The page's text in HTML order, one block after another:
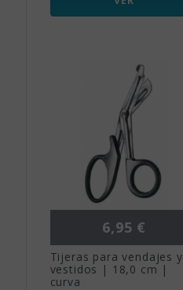
Precio
6,95 €
Tijeras para vendajes y
vestidos | 18,0 cm |
curva